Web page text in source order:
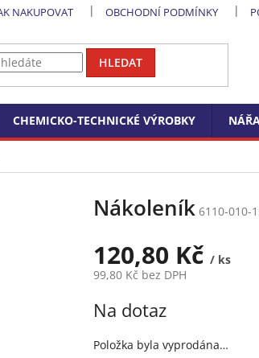
NAKUPOVAT OBCHODNÍ PODMÍNKY
HLEDAT
CHEMICKO-TECHNICKÉ VÝROBKY
Nákoleník 6110-010-
120,80 Kč / ks
99,80 Kč bez DPH
cena:
Na dotaz
Položka byla vyprodána…